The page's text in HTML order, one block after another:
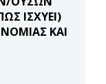
ΙΣΧΥΕΙ)
ΚΑΙ